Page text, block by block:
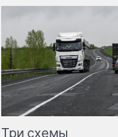
Три схемы